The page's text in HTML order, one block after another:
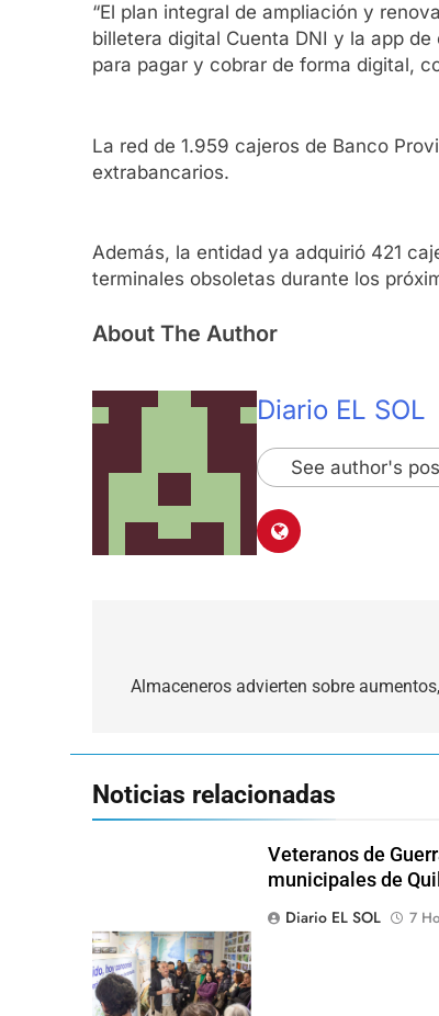
“El plan integral de ampliación y
billetera digital Cuenta DNI y la app
para pagar y cobrar de forma digital,
La red de 1.959 cajeros de Banco
extrabancarios.
Además, la entidad ya adquirió 421
terminales obsoletas durante los
About The Author
Diario EL SOL
See author's
de
Almaceneros advierten sobre
Noticias relacionadas
Veteranos de
municipales de
Diario EL SOL
7